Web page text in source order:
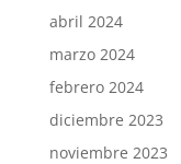
abril 2024
marzo 2024
febrero 2024
diciembre 2023
noviembre 2023